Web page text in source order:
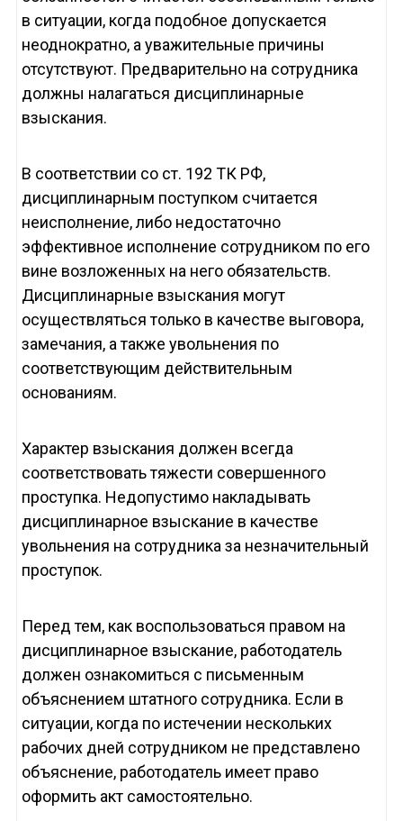
в ситуации, когда подобное допускается
неоднократно, а уважительные причины
отсутствуют. Предварительно на сотрудника
должны налагаться дисциплинарные
взыскания.
В соответствии со ст. 192 ТК РФ,
дисциплинарным поступком считается
неисполнение, либо недостаточно
эффективное исполнение сотрудником по его
вине возложенных на него обязательств.
Дисциплинарные взыскания могут
осуществляться только в качестве выговора,
замечания, а также увольнения по
соответствующим действительным
основаниям.
Характер взыскания должен всегда
соответствовать тяжести совершенного
проступка. Недопустимо накладывать
дисциплинарное взыскание в качестве
увольнения на сотрудника за незначительный
проступок.
Перед тем, как воспользоваться правом на
дисциплинарное взыскание, работодатель
должен ознакомиться с письменным
объяснением штатного сотрудника. Если в
ситуации, когда по истечении нескольких
рабочих дней сотрудником не представлено
объяснение, работодатель имеет право
оформить акт самостоятельно.